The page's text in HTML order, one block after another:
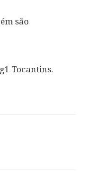
são
Tocantins.